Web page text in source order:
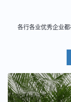
各行各业优秀企业